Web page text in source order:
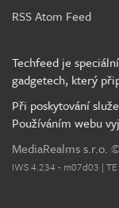
RSS Atom Feed
Techfeed je
gadgetech, který
Při poskytování
Používáním webu
MediaRealms s.r.o.
IWS 4.234 - m07d03 |